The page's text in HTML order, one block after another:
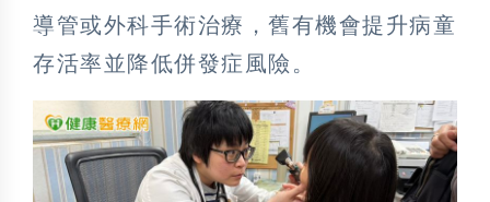
導管或外科手術治療，舊有機會提升病童
存活率並降低併發症風險。